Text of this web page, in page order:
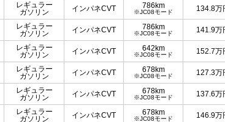
レギュラー
ガソリン
インパネCVT 786km
※JC08モード 134.8万
レギュラー
ガソリン
インパネCVT 786km
※JC08モード 141.9万
レギュラー
ガソリン
インパネCVT 642km
※JC08モード 152.7万
レギュラー
ガソリン
インパネCVT 678km
※JC08モード 127.3万
レギュラー
ガソリン
インパネCVT 678km
※JC08モード 137.6万
レギュラー
ガソリン
インパネCVT 678km
※JC08モード 146.9万